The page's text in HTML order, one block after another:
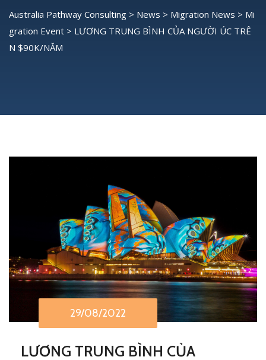
Australia Pathway Consulting > News > Migration News > Mi
gration Event > LƯƠNG TRUNG BÌNH CỦA NGƯỜI ÚC TRÊ
N $90K/NĂM
29/08/2022
LƯƠNG TRUNG BÌNH CỦA